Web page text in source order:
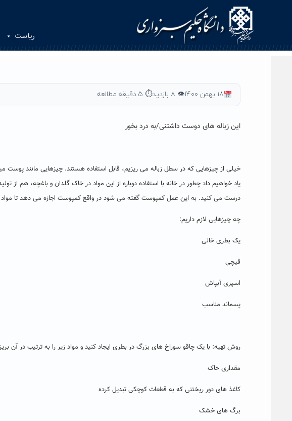
ریاست
۱۸ بهمن ۱۴۰۰ 👁 ۸ بازدید ⏱ ۵ دقیقه مطالعه
این زباله های دوست داشتنی/به درد بخور
خیلی از چیزهایی که در سطل زباله می ریزیم، قابل استفاده هستند. چیزهایی مانند
یاد خواهیم داد چطور در خانه با استفاده دوباره از این مواد در خاک گلدان و باغچه، هم از
درست می کنید. به این عمل کمپوست گفته می شود در واقع کمپوست اجازه می دهد تا
چه چیزهایی لازم داریم:
یک بطری خالی
قیچی
اسپری آبپاش
پسماند مناسب
روش تهیه: با یک چاقو سوراخ های بزرگ در بطری ایجاد کنید و مواد زیر را به ترتیب در آن
مقداری خاک
کاغذ های دور ریختنی که به قطعات کوچکی تبدیل کرده
برگ های خشک